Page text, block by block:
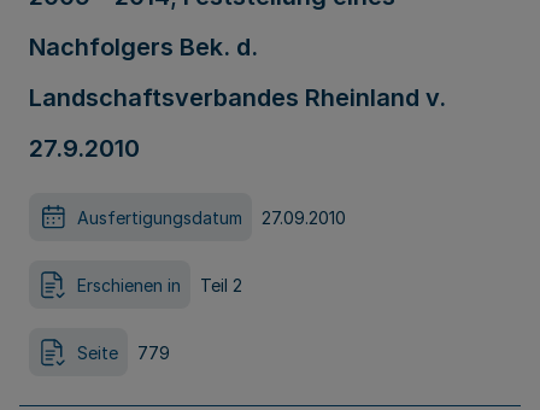
Nachfolgers Bek. d.
Landschaftsverbandes Rheinland v.
27.9.2010
Ausfertigungsdatum 27.09.2010
Erschienen in Teil 2
Seite 779